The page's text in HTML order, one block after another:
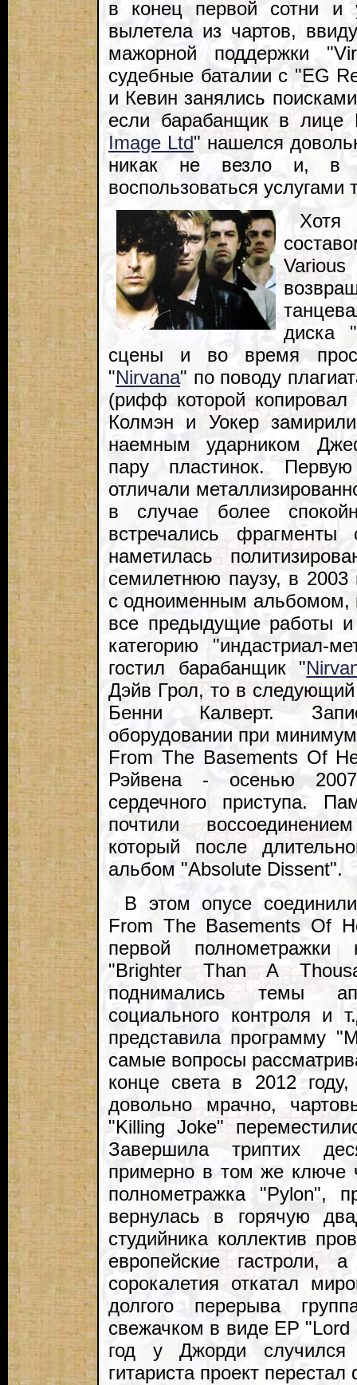
в конец первой сотни
вылетела из чартов,
мажорной поддержки
судебные баталии с "EG
и Кевин занялись
если барабанщик в лице
Image Ltd" нашелся
никак не везло и, в
воспользоваться услугами
Хотя
диска
сцены и во время
"Nirvana" по поводу
(рифф которой
Колмэн и Уокер
наемным ударником
пару пластинок.
отличали
в случае более
встречались фрагменты
наметилась
семилетнюю паузу, в 2003
с одноименным альбомом,
все предыдущие работы
категорию "индастриал-
гостил барабанщик "
Дэйв Грол, то в
Бенни Калверт.
оборудовании при
From The Basements Of
Рэйвена - осенью
сердечного приступа.
почтили
который после
альбом "Absolute Dissent".
В этом опусе
From The Basements Of
первой
"Brighter Than A
поднимались темы
социального контроля и
представила программу
самые вопросы
конце света в 2012
довольно мрачно,
"Killing Joke"
Завершила триптих
примерно в том же ключе
полнометражка "Pylon",
вернулась в горячую
студийника коллектив
европейские гастроли,
сорокалетия откатал
долгого перерыва
свежачком в виде EP
год у Джорди
гитариста проект